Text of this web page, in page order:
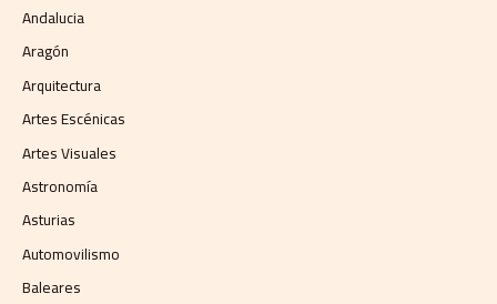
Andalucia
Aragón
Arquitectura
Artes Escénicas
Artes Visuales
Astronomía
Asturias
Automovilismo
Baleares